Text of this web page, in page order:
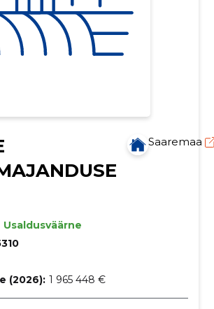
Saaremaa
Usaldusväärne
(2026): 1 965 448 €